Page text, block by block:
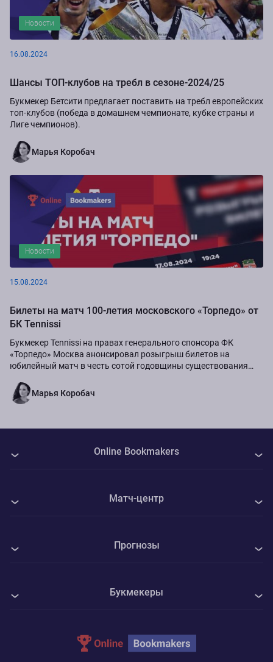
Новости
16.08.2024
Шансы ТОП-клубов на требл в сезоне-2024/25
Букмекер Бетсити предлагает поставить на требл европейских
топ-клубов (победа в домашнем чемпионате, кубке страны и
Лиге чемпионов).
Марья Коробач
Новости
15.08.2024
Билеты на матч 100-летия московского «Торпедо» от
БК Tennissi
Букмекер Tennissi на правах генерального спонсора ФК
«Торпедо» Москва анонсировал розыгрыш билетов на
юбилейный матч в честь сотой годовщины существования
Марья Коробач
Букмекеры
Parimatch
Прогнозы
Хоккей
Матч-центр
КуПС - Университатя Крайова
Пайде Линнамеесконд - Рапид Вена
Online Bookmakers
Контакты
Конфиденциальность